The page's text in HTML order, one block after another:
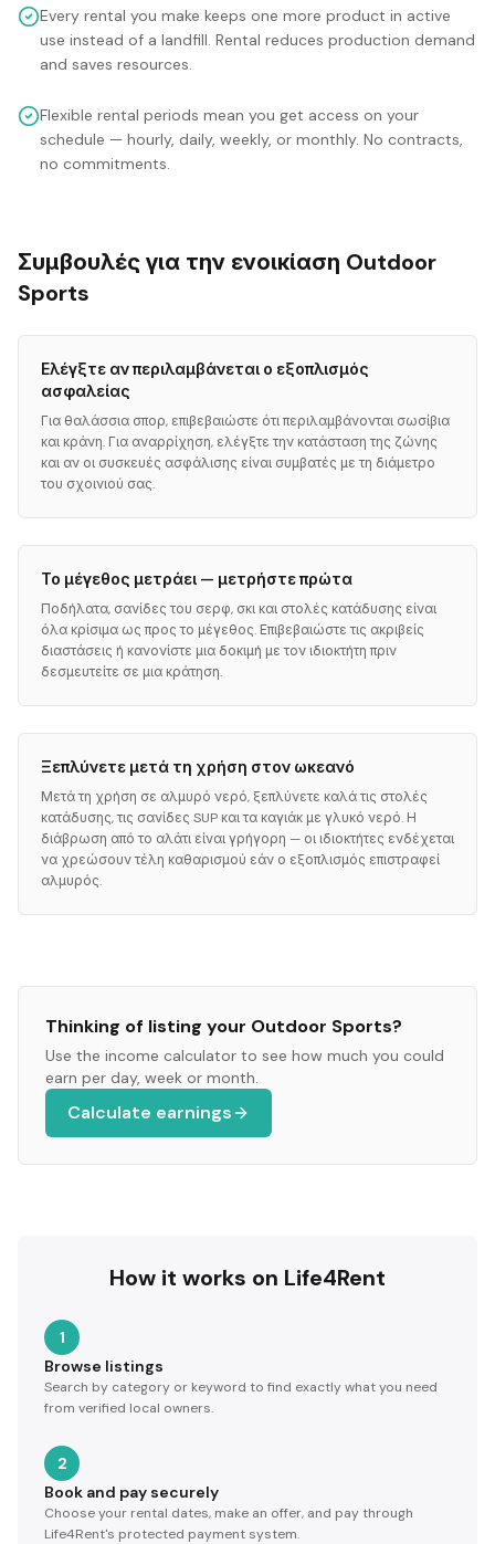
Every rental you make keeps one more product in active
use instead of a landfill. Rental reduces production demand
and saves resources.
Flexible rental periods mean you get access on your
schedule — hourly, daily, weekly, or monthly. No contracts,
no commitments.
Συμβουλές για την ενοικίαση Outdoor
Sports
Ελέγξτε αν περιλαμβάνεται ο εξοπλισμός
ασφαλείας
Για θαλάσσια σπορ, επιβεβαιώστε ότι περιλαμβάνονται σωσίβια
και κράνη. Για αναρρίχηση, ελέγξτε την κατάσταση της ζώνης
και αν οι συσκευές ασφάλισης είναι συμβατές με τη διάμετρο
του σχοινιού σας.
Το μέγεθος μετράει — μετρήστε πρώτα
Ποδήλατα, σανίδες του σερφ, σκι και στολές κατάδυσης είναι
όλα κρίσιμα ως προς το μέγεθος. Επιβεβαιώστε τις ακριβείς
διαστάσεις ή κανονίστε μια δοκιμή με τον ιδιοκτήτη πριν
δεσμευτείτε σε μια κράτηση.
Ξεπλύνετε μετά τη χρήση στον ωκεανό
Μετά τη χρήση σε αλμυρό νερό, ξεπλύνετε καλά τις στολές
κατάδυσης, τις σανίδες SUP και τα καγιάκ με γλυκό νερό. Η
διάβρωση από το αλάτι είναι γρήγορη — οι ιδιοκτήτες ενδέχεται
να χρεώσουν τέλη καθαρισμού εάν ο εξοπλισμός επιστραφεί
αλμυρός.
Thinking of listing your Outdoor Sports?
Use the income calculator to see how much you could
earn per day, week or month.
Calculate earnings
How it works on Life4Rent
1
Browse listings
Search by category or keyword to find exactly what you need
from verified local owners.
2
Book and pay securely
Choose your rental dates, make an offer, and pay through
Life4Rent's protected payment system.